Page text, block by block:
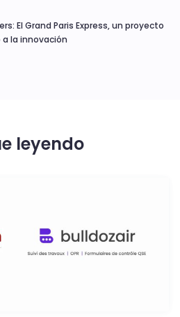
El Grand Paris Express, un proyecto
la innovación
leyendo